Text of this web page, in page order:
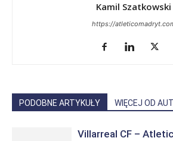
Kamil Szatkowski
https://
PODOBNE ARTYKUŁY WIĘCEJ OD
Villarreal CF –